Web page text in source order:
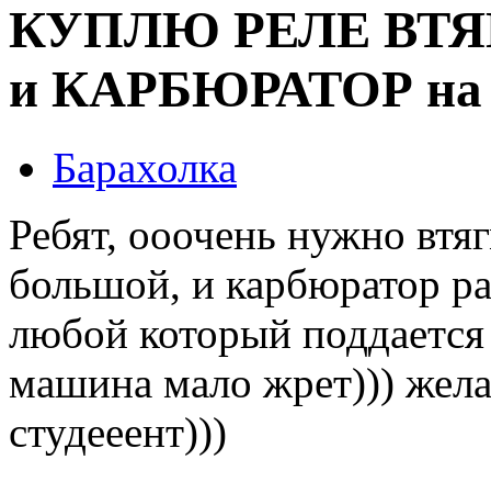
КУПЛЮ РЕЛЕ
и КАРБЮРАТОР на
Барахолка
Ребят, ооочень нужно
большой, и карбюратор
любой который
машина мало жрет)))
студееент)))